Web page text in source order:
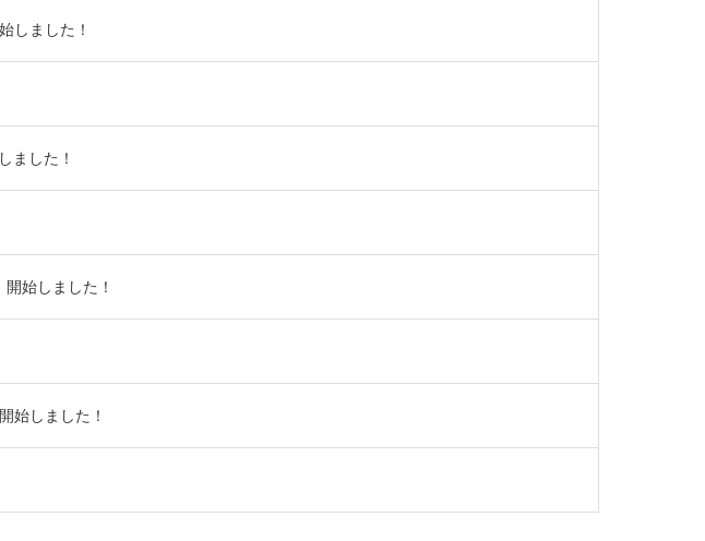
しました！
ました！
始しました！
始しました！